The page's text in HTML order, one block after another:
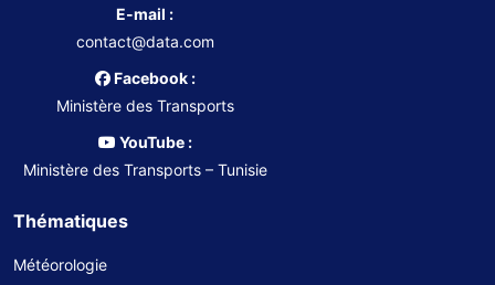
E-mail :
contact@data.com
Facebook :
Ministère des Transports
YouTube :
Ministère des Transports – Tunisie
Thématiques
Météorologie